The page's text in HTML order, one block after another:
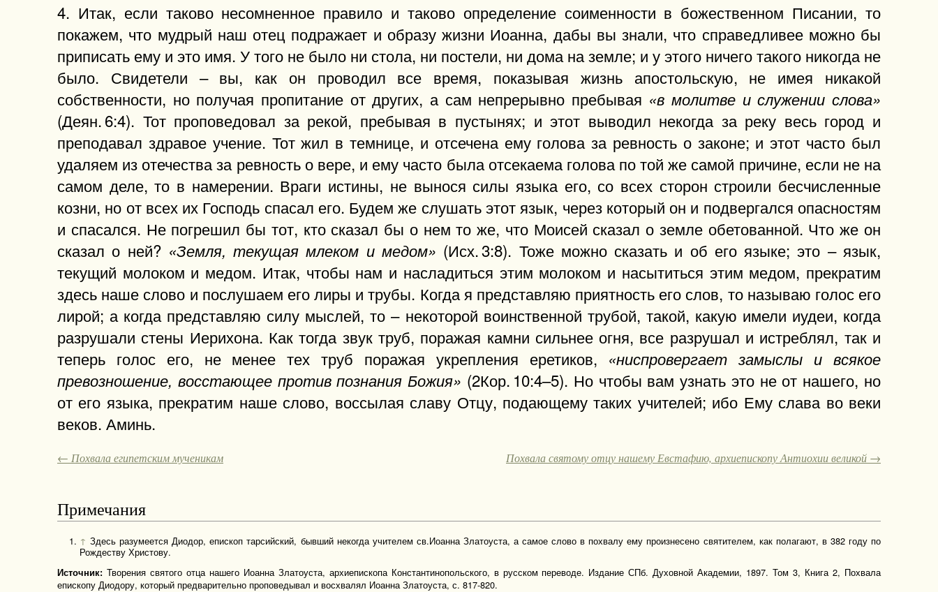
4. Итак, если таково несомненное правило и таково определение соименности в божественном Писании, то
покажем, что мудрый наш отец подражает и образу жизни Иоанна, дабы вы знали, что справедливее можно бы
приписать ему и это имя. У того не было ни стола, ни постели, ни дома на земле; и у этого ничего такого никогда не
было. Свидетели – вы, как он проводил все время, показывая жизнь апостольскую, не имея никакой
собственности, но получая пропитание от других, а сам непрерывно пребывая «в молитве и служении слова»
(Деян. 6:4). Тот проповедовал за рекой, пребывая в пустынях; и этот выводил некогда за реку весь город и
преподавал здравое учение. Тот жил в темнице, и отсечена ему голова за ревность о законе; и этот часто был
удаляем из отечества за ревность о вере, и ему часто была отсекаема голова по той же самой причине, если не на
самом деле, то в намерении. Враги истины, не вынося силы языка его, со всех сторон строили бесчисленные
козни, но от всех их Господь спасал его. Будем же слушать этот язык, через который он и подвергался опасностям
и спасался. Не погрешил бы тот, кто сказал бы о нем то же, что Моисей сказал о земле обетованной. Что же он
сказал о ней? «Земля, текущая млеком и медом» (Исх. 3:8). Тоже можно сказать и об его языке; это – язык,
текущий молоком и медом. Итак, чтобы нам и насладиться этим молоком и насытиться этим медом, прекратим
здесь наше слово и послушаем его лиры и трубы. Когда я представляю приятность его слов, то называю голос его
лирой; а когда представляю силу мыслей, то – некоторой воинственной трубой, такой, какую имели иудеи, когда
разрушали стены Иерихона. Как тогда звук труб, поражая камни сильнее огня, все разрушал и истреблял, так и
теперь голос его, не менее тех труб поражая укрепления еретиков, «ниспровергает замыслы и всякое
превозношение, восстающее против познания Божия» (2Кор. 10:4–5). Но чтобы вам узнать это не от нашего, но
от его языка, прекратим наше слово, воссылая славу Отцу, подающему таких учителей; ибо Ему слава во веки
веков. Аминь.
← Похвала египетским мученикам Похвала святому отцу нашему Евстафию, архиепископу Антиохии великой →
Примечания
↑Здесь разумеется Диодор, епископ тарсийский, бывший некогда учителем св.Иоанна Златоуста, а самое слово в похвалу ему произнесено святителем, как полагают, в 382 году по
Рождеству Христову.
Источник: Творения святого отца нашего Иоанна Златоуста, архиепископа Константинопольского, в русском переводе. Издание СПб. Духовной Академии, 1897. Том 3, Книга 2, Похвала
епископу Диодору, который предварительно проповедывал и восхвалял Иоанна Златоуста, с. 817-820.